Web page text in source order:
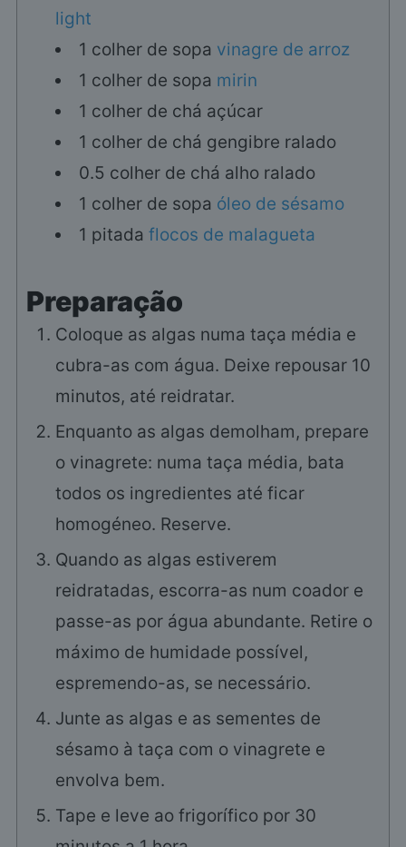
light
1 colher de sopa vinagre de arroz
1 colher de sopa mirin
1 colher de chá açúcar
1 colher de chá gengibre ralado
0.5 colher de chá alho ralado
1 colher de sopa óleo de sésamo
1 pitada flocos de malagueta
Preparação
Coloque as algas numa taça média e
cubra-as com água. Deixe repousar 10
minutos, até reidratar.
Enquanto as algas demolham, prepare
o vinagrete: numa taça média, bata
todos os ingredientes até ficar
homogéneo. Reserve.
Quando as algas estiverem
reidratadas, escorra-as num coador e
passe-as por água abundante. Retire o
máximo de humidade possível,
espremendo-as, se necessário.
Junte as algas e as sementes de
sésamo à taça com o vinagrete e
envolva bem.
Tape e leve ao frigorífico por 30